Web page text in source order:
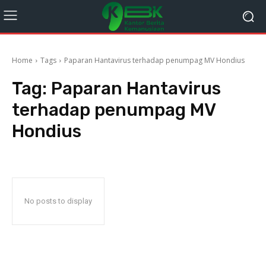
Home Tags Paparan Hantavirus terhadap penumpag MV Hondius
Tag: Paparan Hantavirus
terhadap penumpag MV
Hondius
No posts to display